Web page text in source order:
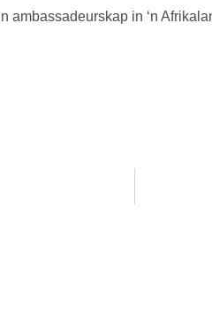
ambassadeurskap in ‘n